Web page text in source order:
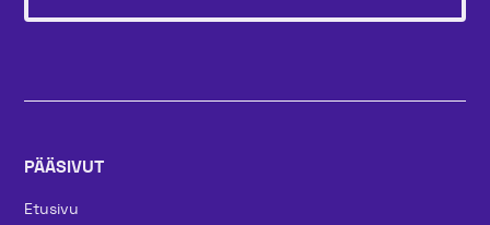
PÄÄSIVUT
Etusivu